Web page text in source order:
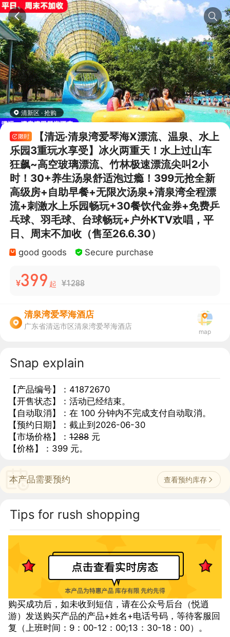
清新区 · 抢购
【清远·清泉湾爱琴海X漂流、温泉、水上
乐园3重玩水享受】冰火两重天！水上过山车
狂飙~高空玻璃漂流、竹林极速漂流尖叫2小
时！30+养生汤泉舒适泡过瘾！399元抢全新
高级房+自助早餐+无限次汤泉+清泉湾全程漂
流+刺激水上乐园畅玩+30餐饮代金券+免费乒
乓球、羽毛球、台球畅玩+户外KTV欢唱，平
日、周末不加收（售至26.6.30）
good goods Secure purchase
¥399 起 ¥1288
清泉湾爱琴海酒店
广东省清远市区清泉湾爱琴海酒店
map
Snap explain
【产品编号】：41872670
【开售状态】：活动已经结束。
【自动取消】：在 100 分钟内不完成支付自动取消。
【预约日期】：截止到2026-06-30
【市场价格】： 1288 元
【价格】：399 元。
本产品需要预约 查看预约库存
Tips for rush shopping
购买成功后，如未收到短信，请在公众号后台（悦逍
游）发送购买产品的产品+姓名+电话号码，等待客服回
复（上班时间：9：00-12：00;13：30-18：00）。